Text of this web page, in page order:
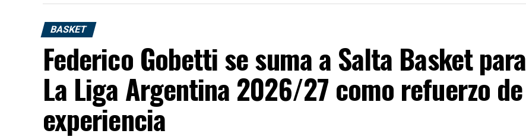
BASKET
Federico Gobetti se suma a Salta Basket para
La Liga Argentina 2026/27 como refuerzo de
experiencia